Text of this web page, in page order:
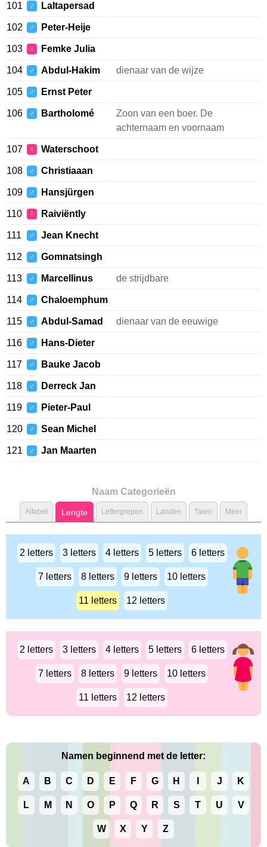
101 ♂ Laltapersad
102 ♂ Peter-Heije
103 ♀ Femke Julia
104 ♂ Abdul-Hakim dienaar van de wijze
105 ♂ Ernst Peter
106 ♂ Bartholomé
Zoon van een boer. De
achternaam en voornaam
107 ♀ Waterschoot
108 ♂ Christiaaan
109 ♂ Hansjürgen
110 ♀ Raiviëntly
111 ♂ Jean Knecht
112 ♂ Gomnatsingh
113 ♂ Marcellinus de strijdbare
114 ♂ Chaloemphum
115 ♂ Abdul-Samad dienaar van de eeuwige
116 ♂ Hans-Dieter
117 ♂ Bauke Jacob
118 ♂ Derreck Jan
119 ♂ Pieter-Paul
120 ♂ Sean Michel
121 ♂ Jan Maarten
Naam Categorieën
Alfabet Lengte Lettergrepen Landen Talen Meer
2 letters 3 letters 4 letters 5 letters 6 letters
7 letters 8 letters 9 letters 10 letters
11 letters 12 letters
2 letters 3 letters 4 letters 5 letters 6 letters
7 letters 8 letters 9 letters 10 letters
11 letters 12 letters
Namen beginnend met de letter:
A B C D E F G H J K
L M N O P Q R S T U V
W X Y Z